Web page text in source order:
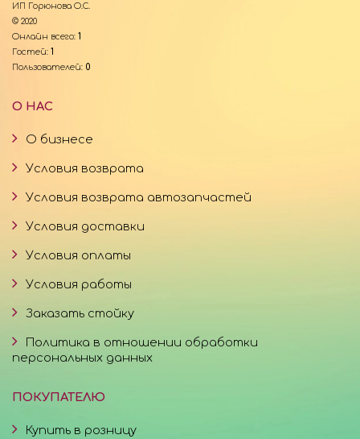
ИП Горюнова О.С.
© 2020
Онлайн всего: 1
Гостей: 1
Пользователей: 0
О НАС
О бизнесе
Условия возврата
Условия возврата автозапчастей
Условия доставки
Условия оплаты
Условия работы
Заказать стойку
Политика в отношении обработки
персональных данных
ПОКУПАТЕЛЮ
Купить в розницу